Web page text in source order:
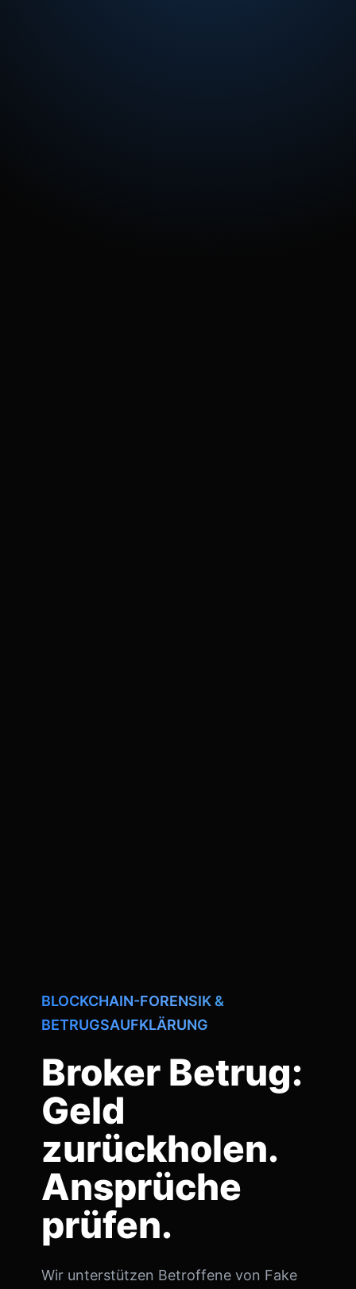
BLOCKCHAIN-FORENSIK &
BETRUGSAUFKLÄRUNG
Broker Betrug:
Geld
zurückholen.
Ansprüche
prüfen.
Wir unterstützen Betroffene von Fake